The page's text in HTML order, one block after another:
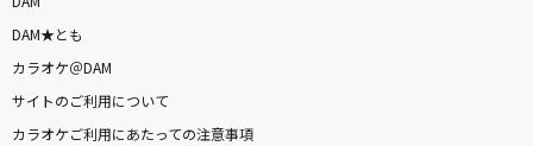
DAM★とも
カラオケ＠DAM
サイトのご利用について
カラオケご利用にあたっての注意事項